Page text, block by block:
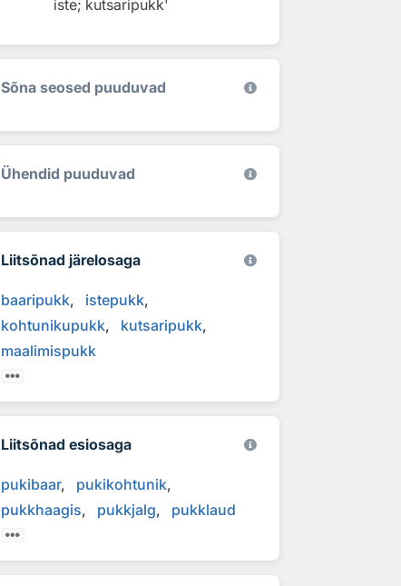
iste; kutsaripukk'
Sõna seosed puuduvad
Ühendid puuduvad
Liitsõnad järelosaga
baaripukk
istepukk
kohtunikupukk
kutsaripukk
maalimispukk
Liitsõnad esiosaga
pukibaar
pukikohtunik
pukkhaagis
pukkjalg pukklaud